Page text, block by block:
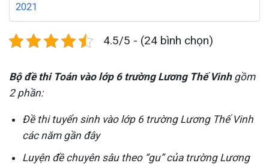
2021
4.5/5 - (24 bình chọn)
Bộ đề thi Toán vào lớp 6 trường Lương Thế Vinhgồm
2 phần:
Đề thi tuyển sinh vào lớp 6 trường Lương Thế Vinh
các năm gần đây
Luyện đề chuyên sâu theo “gu” của trường Lương